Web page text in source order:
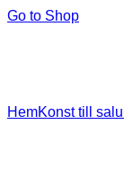
Go to Shop
HemKonst till salu